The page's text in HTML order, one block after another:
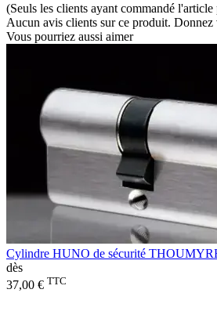
(Seuls les clients ayant commandé
Aucun avis clients sur ce produit. Donnez
Vous pourriez aussi aimer
Cylindre HUNO de sécurité
dès
37,00 € TTC